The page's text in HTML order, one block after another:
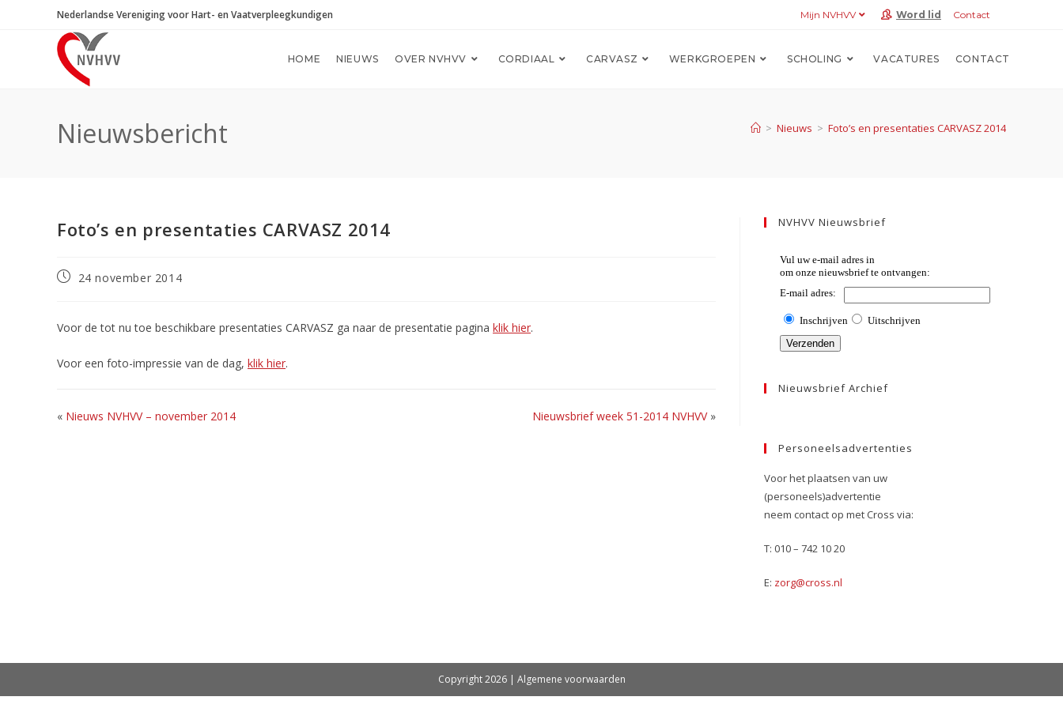
Nederlandse Vereniging voor Hart- en Vaatverpleegkundigen Mijn NVHVV Word lid Contact
HOME NIEUWS OVER NVHVV CORDIAAL CARVASZ WERKGROEPEN SCHOLING VACATURES CONTACT
Nieuwsbericht > Nieuws > Foto’s en presentaties CARVASZ 2014
Foto’s en presentaties CARVASZ 2014
Bericht24 november 2014
Voor de tot nu toe beschikbare presentaties CARVASZ ga naar de presentatie pagina klik hier.
Voor een foto-impressie van de dag, klik hier.
« Nieuws NVHVV – november 2014 Nieuwsbrief week 51-2014 NVHVV»
NVHVV Nieuwsbrief
Nieuwsbrief Archief
Personeelsadvertenties
Voor het plaatsen van uw
(personeels)advertentie
neem contact op met Cross via:
T: 010 – 742 10 20
E: zorg@cross.nl
Copyright 2026 | Algemene voorwaarden